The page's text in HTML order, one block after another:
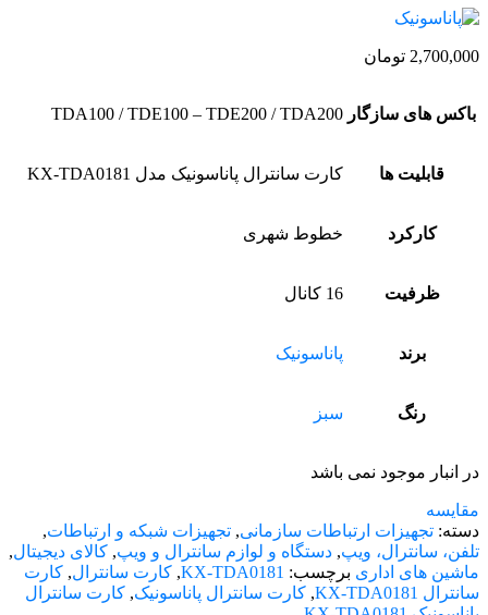
2,700,000 تومان
باکس های سازگار TDA100 / TDE100 – TDE200 / TDA200
قابلیت ها کارت سانترال پاناسونیک مدل KX-TDA0181
کارکرد خطوط شهری
ظرفیت 16 کانال
برند پاناسونیک
رنگ سبز
در انبار موجود نمی باشد
مقایسه
دسته: تجهیزات ارتباطات سازمانی, تجهیزات شبکه و ارتباطات,
تلفن، سانترال، ویپ, دستگاه و لوازم سانترال و ویپ, کالای دیجیتال,
ماشین های اداری برچسب: KX-TDA0181
, کارت سانترال, کارت
سانترال KX-TDA0181
, کارت سانترال پاناسونیک, کارت سانترال